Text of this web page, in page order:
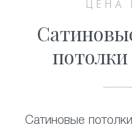
ЦЕНА
Сатиновые